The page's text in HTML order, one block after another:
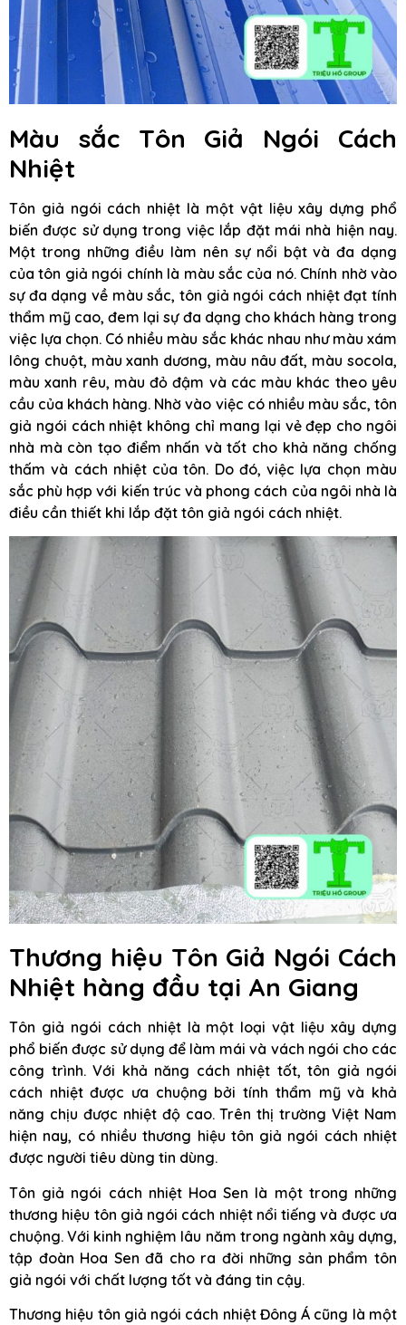
Màu sắc Tôn Giả Ngói Cách
Nhiệt
Tôn giả ngói cách nhiệt là một vật liệu xây dựng phổ
biến được sử dụng trong việc lắp đặt mái nhà hiện nay.
Một trong những điều làm nên sự nổi bật và đa dạng
của tôn giả ngói chính là màu sắc của nó. Chính nhờ vào
sự đa dạng về màu sắc, tôn giả ngói cách nhiệt đạt tính
thẩm mỹ cao, đem lại sự đa dạng cho khách hàng trong
việc lựa chọn. Có nhiều màu sắc khác nhau như màu xám
lông chuột, màu xanh dương, màu nâu đất, màu socola,
màu xanh rêu, màu đỏ đậm và các màu khác theo yêu
cầu của khách hàng. Nhờ vào việc có nhiều màu sắc, tôn
giả ngói cách nhiệt không chỉ mang lại vẻ đẹp cho ngôi
nhà mà còn tạo điểm nhấn và tốt cho khả năng chống
thấm và cách nhiệt của tôn. Do đó, việc lựa chọn màu
sắc phù hợp với kiến trúc và phong cách của ngôi nhà là
điều cần thiết khi lắp đặt tôn giả ngói cách nhiệt.
Thương hiệu Tôn Giả Ngói Cách
Nhiệt hàng đầu tại An Giang
Tôn giả ngói cách nhiệt là một loại vật liệu xây dựng
phổ biến được sử dụng để làm mái và vách ngói cho các
công trình. Với khả năng cách nhiệt tốt, tôn giả ngói
cách nhiệt được ưa chuộng bởi tính thẩm mỹ và khả
năng chịu được nhiệt độ cao. Trên thị trường Việt Nam
hiện nay, có nhiều thương hiệu tôn giả ngói cách nhiệt
được người tiêu dùng tin dùng.
Tôn giả ngói cách nhiệt Hoa Sen là một trong những
thương hiệu tôn giả ngói cách nhiệt nổi tiếng và được ưa
chuộng. Với kinh nghiệm lâu năm trong ngành xây dựng,
tập đoàn Hoa Sen đã cho ra đời những sản phẩm tôn
giả ngói với chất lượng tốt và đáng tin cậy.
Thương hiệu tôn giả ngói cách nhiệt Đông Á cũng là một